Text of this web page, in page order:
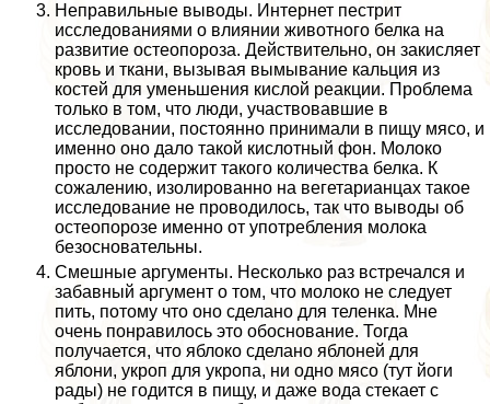
Неправильные выводы. Интернет пестрит
исследованиями о влиянии животного белка на
развитие остеопороза. Действительно, он закисляет
кровь и ткани, вызывая вымывание кальция из
костей для уменьшения кислой реакции. Проблема
только в том, что люди, участвовавшие в
исследовании, постоянно принимали в пищу мясо, и
именно оно дало такой кислотный фон. Молоко
просто не содержит такого количества белка. К
сожалению, изолированно на вегетарианцах такое
исследование не проводилось, так что выводы об
остеопорозе именно от употрeбления молока
безосновательны.
Смешные аргументы. Несколько раз встречался и
забавный аргумент о том, что молоко не следует
пить, потому что оно сделано для теленка. Мне
очень понравилось это обоснование. Тогда
получается, что яблоко сделано яблоней для
яблони, укроп для укропа, ни одно мясо (тут йоги
рады) не годится в пищу, и даже вода стекает с